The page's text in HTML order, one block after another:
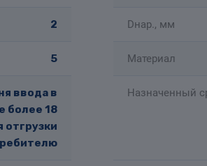
2 Dнар., мм
5 Материал
ввода в
более 18
отгрузки
Назначенный